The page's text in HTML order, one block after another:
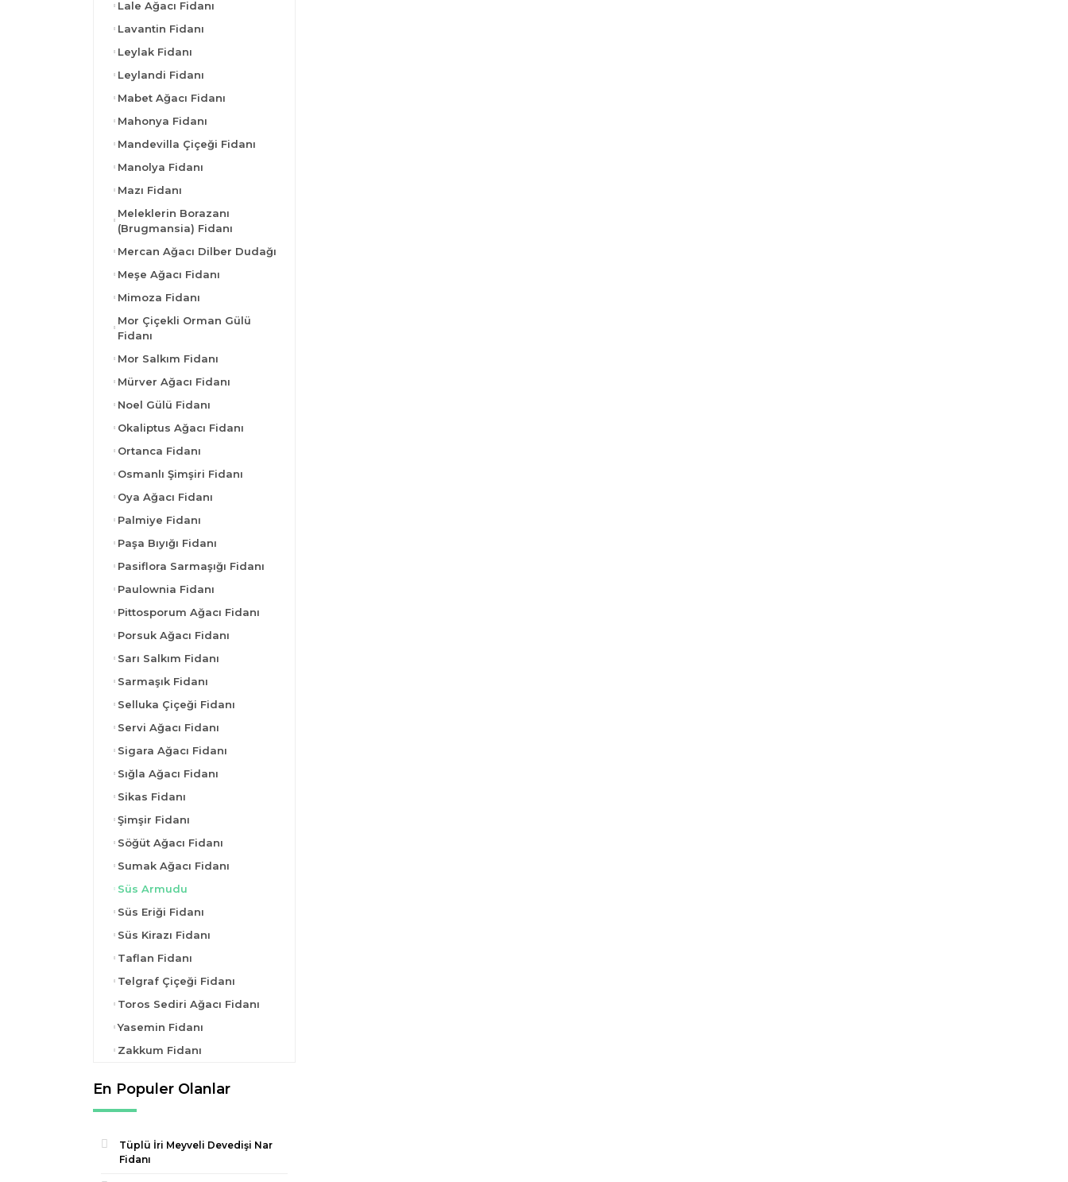
Lale Ağacı Fidanı
Lavantin Fidanı
Leylak Fidanı
Leylandi Fidanı
Mabet Ağacı Fidanı
Mahonya Fidanı
Mandevilla Çiçeği Fidanı
Manolya Fidanı
Mazı Fidanı
Meleklerin Borazanı
(Brugmansia) Fidanı
Mercan Ağacı Dilber Dudağı
Meşe Ağacı Fidanı
Mimoza Fidanı
Mor Çiçekli Orman Gülü
Fidanı
Mor Salkım Fidanı
Mürver Ağacı Fidanı
Noel Gülü Fidanı
Okaliptus Ağacı Fidanı
Ortanca Fidanı
Osmanlı Şimşiri Fidanı
Oya Ağacı Fidanı
Palmiye Fidanı
Paşa Bıyığı Fidanı
Pasiflora Sarmaşığı Fidanı
Paulownia Fidanı
Pittosporum Ağacı Fidanı
Porsuk Ağacı Fidanı
Sarı Salkım Fidanı
Sarmaşık Fidanı
Selluka Çiçeği Fidanı
Servi Ağacı Fidanı
Sigara Ağacı Fidanı
Sığla Ağacı Fidanı
Sikas Fidanı
Şimşir Fidanı
Söğüt Ağacı Fidanı
Sumak Ağacı Fidanı
Süs Armudu
Süs Eriği Fidanı
Süs Kirazı Fidanı
Taflan Fidanı
Telgraf Çiçeği Fidanı
Toros Sediri Ağacı Fidanı
Yasemin Fidanı
Zakkum Fidanı
En Populer Olanlar
Tüplü İri Meyveli Devedişi Nar
Fidanı